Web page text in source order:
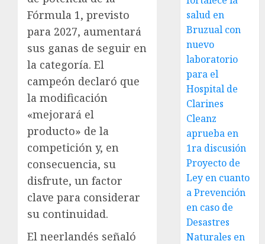
Fórmula 1, previsto
para 2027, aumentará
sus ganas de seguir en
la categoría. El
campeón declaró que
la modificación
«mejorará el
producto» de la
competición y, en
consecuencia, su
disfrute, un factor
clave para considerar
su continuidad.
El neerlandés señaló
salud en
Bruzual con
nuevo
laboratorio
para el
Hospital de
Clarines
Cleanz
aprueba en
1ra discusión
Proyecto de
Ley en cuanto
a Prevención
en caso de
Desastres
Naturales en